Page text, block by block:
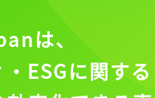
は、
ESGに関する